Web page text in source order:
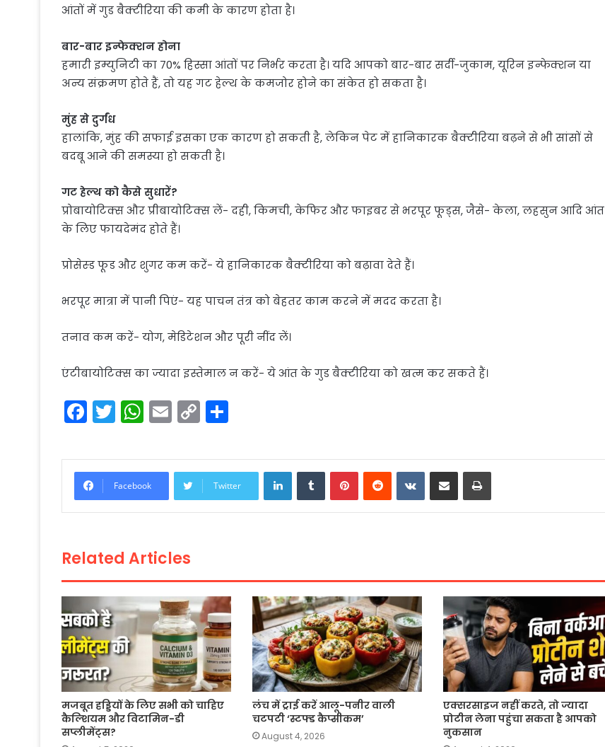
आंतों में गुड बैक्टीरिया की कमी के कारण होता है।
बार-बार इन्फेक्शन होना
हमारी इम्युनिटी का 70% हिस्सा आंतों पर निर्भर करता है। यदि आपको बार-बार सर्दी-जुकाम, यूरिन इन्फेक्शन या
अन्य संक्रमण होते हैं, तो यह गट हेल्थ के कमजोर होने का संकेत हो सकता है।
मुंह से दुर्गंध
हालांकि, मुंह की सफाई इसका एक कारण हो सकती है, लेकिन पेट में हानिकारक बैक्टीरिया बढ़ने से भी सांसों से
बदबू आने की समस्या हो सकती है।
गट हेल्थ को कैसे सुधारें?
प्रोबायोटिक्स और प्रीबायोटिक्स लें- दही, किमची, केफिर और फाइबर से भरपूर फूड्स, जैसे- केला, लहसुन आदि आंत
के लिए फायदेमंद होते हैं।
प्रोसेस्ड फूड और शुगर कम करें- ये हानिकारक बैक्टीरिया को बढ़ावा देते हैं।
भरपूर मात्रा में पानी पिएं- यह पाचन तंत्र को बेहतर काम करने में मदद करता है।
तनाव कम करें- योग, मेडिटेशन और पूरी नींद लें।
एंटीबायोटिक्स का ज्यादा इस्तेमाल न करें- ये आंत के गुड बैक्टीरिया को खत्म कर सकते हैं।
F
a
c
e
b
o
k
T
w
itt
er
W
h
a
ts
A
p
E
m
ai
l
C
o
p
y
Li
ar
e
Facebook Twitter
LinkedInTumblrPinterestReddit VKontakte
Share via Email Print
Related Articles
मजबूत हड्डियों के लिए सभी को चाहिए
कैल्शियम और विटामिन-डी
सप्लीमेंट्स?
लंच में ट्राई करें आलू-पनीर वाली
चटपटी ‘स्टफ्ड कैप्सीकम’
August 4, 2026
एक्सरसाइज नहीं करते, तो ज्यादा
प्रोटीन लेना पहुंचा सकता है आपको
नुकसान